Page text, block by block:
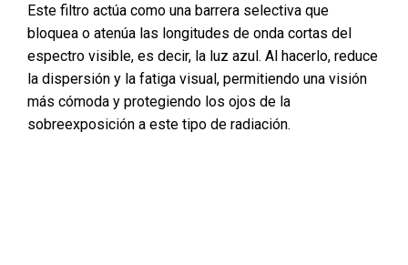
Este filtro actúa como una barrera selectiva que
bloquea o atenúa las longitudes de onda cortas del
espectro visible, es decir, la luz azul. Al hacerlo, reduce
la dispersión y la fatiga visual, permitiendo una visión
más cómoda y protegiendo los ojos de la
sobreexposición a este tipo de radiación.